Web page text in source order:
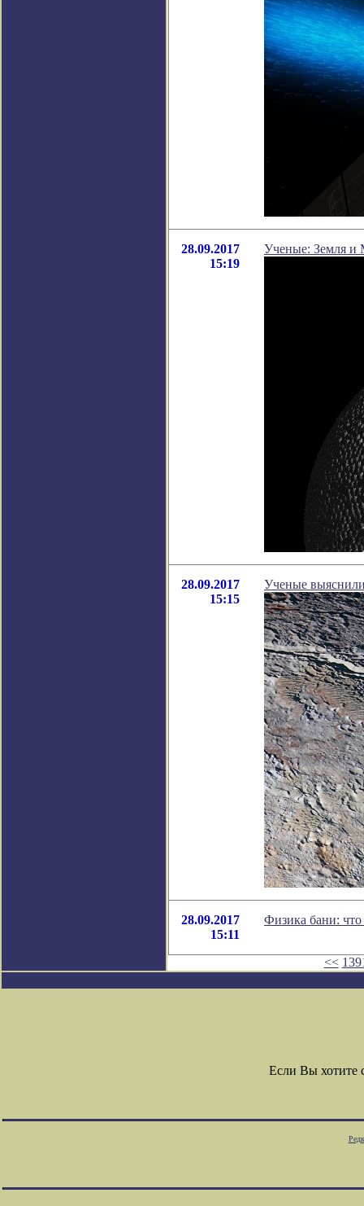
28.09.2017
15:19
Ученые: Земля и
28.09.2017
15:15
Ученые
28.09.2017
15:11
Физика бани:
<<
Если Вы хотите